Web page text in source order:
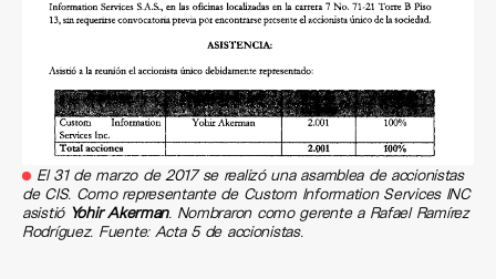
El 31 de marzo de 2017 se realizó una asamblea de accionistas
de CIS. Como representante de Custom Information Services INC
asistió Yohir Akerman. Nombraron como gerente a Rafael Ramírez
Rodríguez. Fuente: Acta 5 de accionistas.